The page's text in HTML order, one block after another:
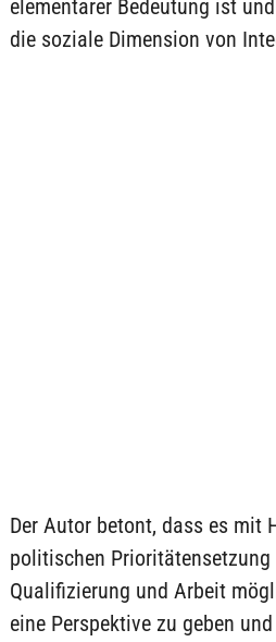
elementarer Bedeutung ist
die soziale Dimension von
Der Autor betont, dass es mit
politischen
Qualifizierung und Arbeit
eine Perspektive zu geben